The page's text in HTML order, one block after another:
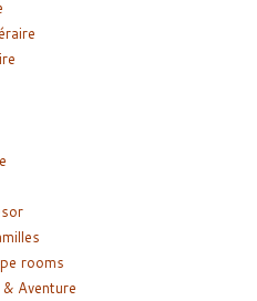
rooms
Aventure